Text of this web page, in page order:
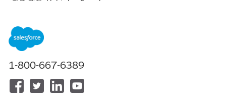
지원 제품: Lightning Experience
Enterprise Edition
처리합니다. 유사한 신청 및 요청 유형을 지원하도록 추가 서비스
카탈로그 항목 템플릿을 구성할 수 있습니다.
1-800-667-6389